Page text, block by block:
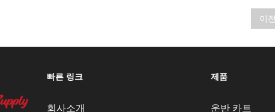
이전
빠른 링크
회사소개
제품
운반 카트